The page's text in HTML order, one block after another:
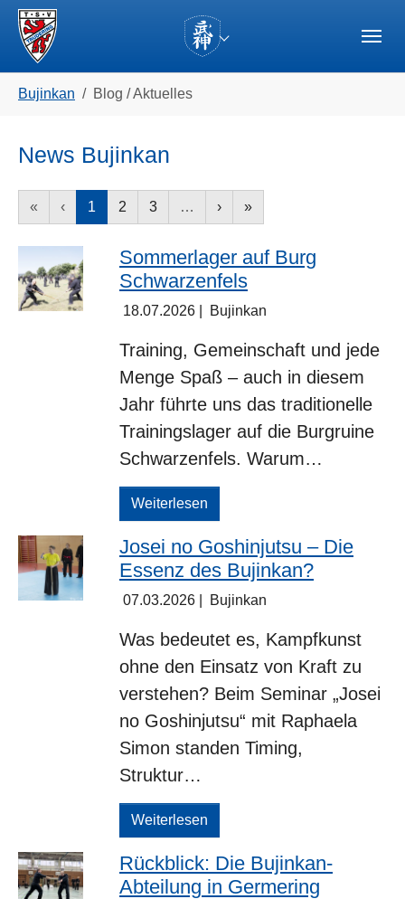
Skip to main navigation
Zum Hauptinhalt springen
Skip to page footer
Bujinkan Blog / Aktuelles
News Bujinkan
« ‹ 1 2 3 … › »
Sommerlager auf Burg
Schwarzenfels
18.07.2026 Bujinkan
Training, Gemeinschaft und jede
Menge Spaß – auch in diesem
Jahr führte uns das traditionelle
Trainingslager auf die Burgruine
Schwarzenfels. Warum…
Weiterlesen
Josei no Goshinjutsu – Die
Essenz des Bujinkan?
07.03.2026 Bujinkan
Was bedeutet es, Kampfkunst
ohne den Einsatz von Kraft zu
verstehen? Beim Seminar „Josei
no Goshinjutsu“ mit Raphaela
Simon standen Timing,
Struktur…
Weiterlesen
Rückblick: Die Bujinkan-
Abteilung in Germering